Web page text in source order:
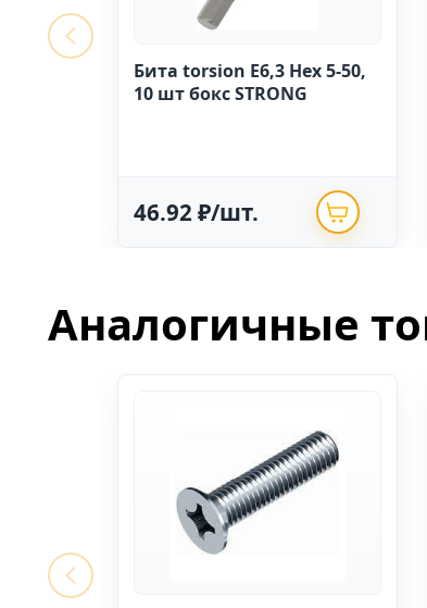
Бита torsion E6,3 Hex 5-50,
10 шт бокс STRONG
46.92 ₽/шт.
Аналогичные